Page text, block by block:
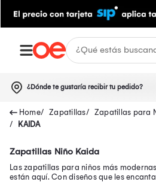
¿Dónde te gustaría recibir tu pedido?
Zapatillas Zapatillas para
KAIDA
Zapatillas Niño Kaida
Las zapatillas para niños más
están aquí. Con diseños que les